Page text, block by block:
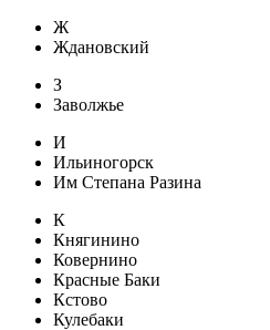
Ж
Ждановский
З
Заволжье
И
Ильиногорск
Им Степана Разина
К
Княгинино
Ковернино
Красные Баки
Кстово
Кулебаки